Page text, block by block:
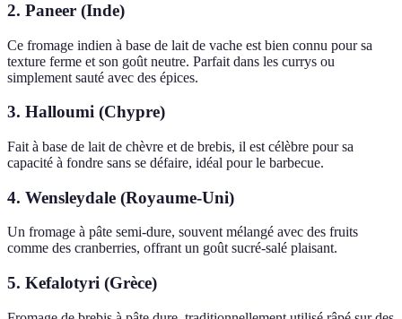
2. Paneer (Inde)
Ce fromage indien à base de lait de vache est bien connu pour sa
texture ferme et son goût neutre. Parfait dans les currys ou
simplement sauté avec des épices.
3. Halloumi (Chypre)
Fait à base de lait de chèvre et de brebis, il est célèbre pour sa
capacité à fondre sans se défaire, idéal pour le barbecue.
4. Wensleydale (Royaume-Uni)
Un fromage à pâte semi-dure, souvent mélangé avec des fruits
comme des cranberries, offrant un goût sucré-salé plaisant.
5. Kefalotyri (Grèce)